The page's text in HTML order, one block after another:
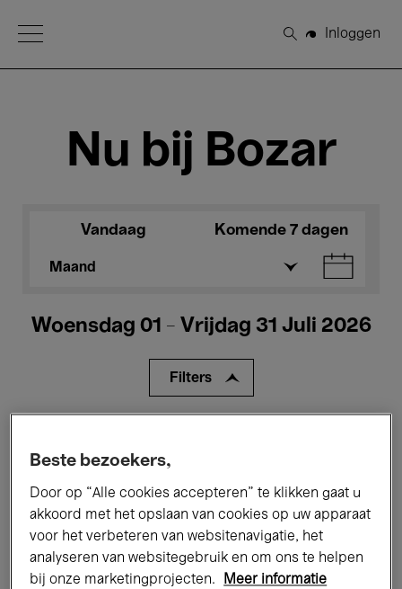
Open Menu
Zoeken
Inloggen
Nu bij Bozar
Vandaag Komende 7 dagen
Maand
Woensdag 01 - Vrijdag 31 Juli 2026
Filters
Performances Lezingen & Debatten
Jazz Klassieke Muziek Global Music
Beste bezoekers,
Door op “Alle cookies accepteren” te klikken gaat u
akkoord met het opslaan van cookies op uw apparaat
voor het verbeteren van websitenavigatie, het
analyseren van websitegebruik en om ons te helpen
bij onze marketingprojecten.
Meer informatie